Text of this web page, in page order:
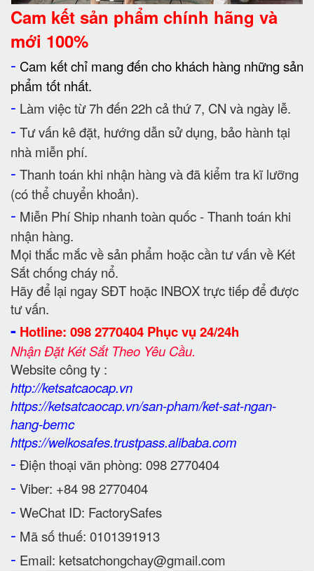
Cam kết sản phẩm chính hãng và
mới 100%
- Cam kết chỉ mang đến cho khách hàng những sản
phẩm tốt nhất.
- Làm việc từ 7h đến 22h cả thứ 7, CN và ngày lễ.
- Tư vấn kê đặt, hướng dẫn sử dụng, bảo hành tại
nhà miễn phí.
- Thanh toán khi nhận hàng và đã kiểm tra kĩ lưỡng
(có thể chuyển khoản).
- Miễn Phí Ship nhanh toàn quốc - Thanh toán khi
nhận hàng.
Mọi thắc mắc về sản phẩm hoặc cần tư vấn về Két
Sắt chống cháy nổ.
Hãy để lại ngay SĐT hoặc INBOX trực tiếp để được
tư vấn.
- Hotline: 098 2770404 Phục vụ 24/24h
Nhận Đặt Két Sắt Theo Yêu Cầu.
Website công ty :
http://ketsatcaocap.vn
https://ketsatcaocap.vn/san-pham/ket-sat-ngan-
hang-bemc
https://welkosafes.trustpass.alibaba.com
- Điện thoại văn phòng: 098 2770404
- Viber: +84 98 2770404
- WeChat ID: FactorySafes
- Mã số thuế: 0101391913
- Email: ketsatchongchay@gmail.com